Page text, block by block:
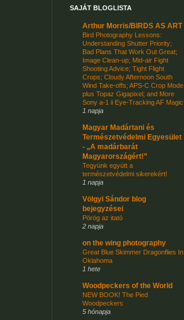
SAJÁT BLOGLISTA
Arthur Morris/BIRDS AS ART
Bird Photography Lessons:
Understanding Shutter Priority;
Bad Plans That Work Out Great;
Image Clean-up; Mid-air Fight
Shooting Advice; Tight Flight
Crops; Cloudy Afternoon South
Wind Take-offs; APS-C Crop Mode
plus Topaz Gigapixel; and More
Sony a-1 ii Eye-Tracking AF Magic
1 napja
Magyar Madártani és
Természetvédelmi Egyesület
- „A madárbarát
Magyarországért!”
Tegyünk együtt a
természetvédelmi sikerekért!
1 napja
Völgyi Sándor blog
bejegyzései
Pörög az itató
2 napja
on the wing photography
Great Blue Skimmer Dragonflies In
Oklahoma
1 hete
Woodpeckers of the World
NEW BOOK! The Pied
Woodpeckers
5 hónapja